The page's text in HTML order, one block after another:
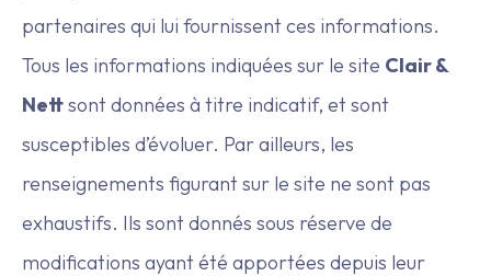
partenaires qui lui fournissent ces informations.
Tous les informations indiquées sur le site Clair &
Nettsont données à titre indicatif, et sont
susceptibles d’évoluer. Par ailleurs, les
renseignements figurant sur le site ne sont pas
exhaustifs. Ils sont donnés sous réserve de
modifications ayant été apportées depuis leur